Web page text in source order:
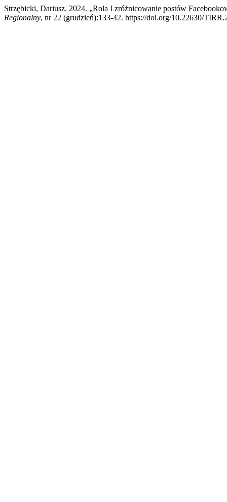
Strzębicki, Dariusz. 2024. „Rola I zróżnicowanie postów
Regionalny, nr 22 (grudzień):133-42. https://doi.org/10.22630/